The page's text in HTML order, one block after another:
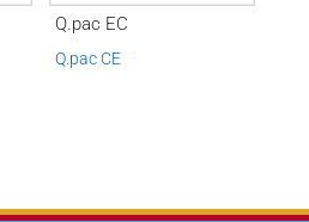
Q.pac EC
Q.pac CE